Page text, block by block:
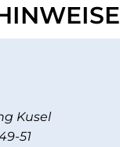
Kusel
51